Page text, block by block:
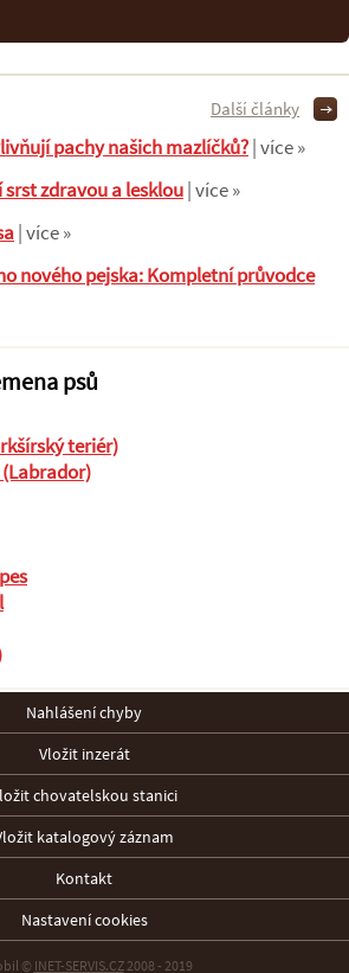
pachy našich mazlíčků?| více »
zdravou a lesklou| více »
| více »
nového pejska: Kompletní průvodce
Další články
psů
teriér)
Nahlášení chyby
Vložit inzerát
chovatelskou stanici
katalogový záznam
Kontakt
Nastavení cookies
© INET-SERVIS.CZ2008 - 2019